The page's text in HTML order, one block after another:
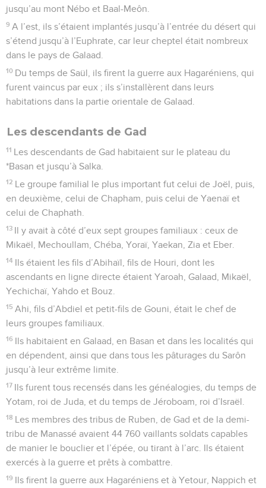
jusqu’au mont Nébo et Baal-Meôn.
9 A l’est, ils s’étaient implantés jusqu’à l’entrée du désert qui
s’étend jusqu’à l’Euphrate, car leur cheptel était nombreux
dans le pays de Galaad.
10 Du temps de Saül, ils firent la guerre aux Hagaréniens, qui
furent vaincus par eux ; ils s’installèrent dans leurs
habitations dans la partie orientale de Galaad.
Les descendants de Gad
11 Les descendants de Gad habitaient sur le plateau du
*Basan et jusqu’à Salka.
12 Le groupe familial le plus important fut celui de Joël, puis,
en deuxième, celui de Chapham, puis celui de Yaenaï et
celui de Chaphath.
13 Il y avait à côté d’eux sept groupes familiaux : ceux de
Mikaël, Mechoullam, Chéba, Yoraï, Yaekan, Zia et Eber.
14 Ils étaient les fils d’Abihaïl, fils de Houri, dont les
ascendants en ligne directe étaient Yaroah, Galaad, Mikaël,
Yechichaï, Yahdo et Bouz.
15 Ahi, fils d’Abdiel et petit-fils de Gouni, était le chef de
leurs groupes familiaux.
16 Ils habitaient en Galaad, en Basan et dans les localités qui
en dépendent, ainsi que dans tous les pâturages du Sarôn
jusqu’à leur extrême limite.
17 Ils furent tous recensés dans les généalogies, du temps de
Yotam, roi de Juda, et du temps de Jéroboam, roi d’Israël.
18 Les membres des tribus de Ruben, de Gad et de la demi-
tribu de Manassé avaient 44 760 vaillants soldats capables
de manier le bouclier et l’épée, ou tirant à l’arc. Ils étaient
exercés à la guerre et prêts à combattre.
19 Ils firent la guerre aux Hagaréniens et à Yetour, Nappich et